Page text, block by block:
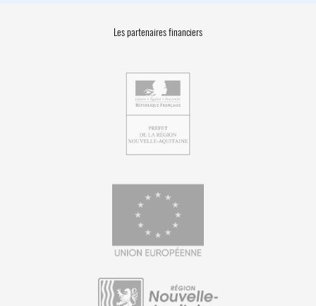
Les partenaires financiers